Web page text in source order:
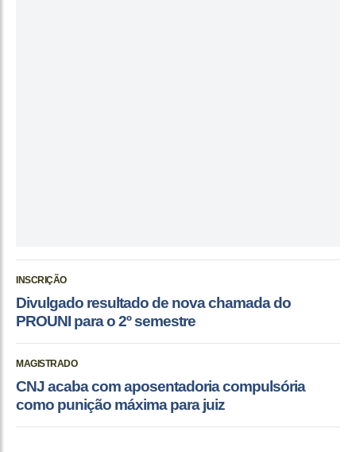
INSCRIÇÃO
Divulgado resultado de nova chamada do
PROUNI para o 2º semestre
MAGISTRADO
CNJ acaba com aposentadoria compulsória
como punição máxima para juiz